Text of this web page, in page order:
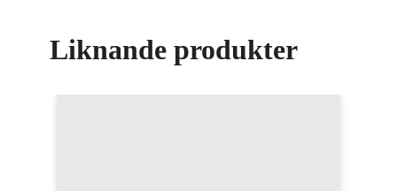
Liknande produkter